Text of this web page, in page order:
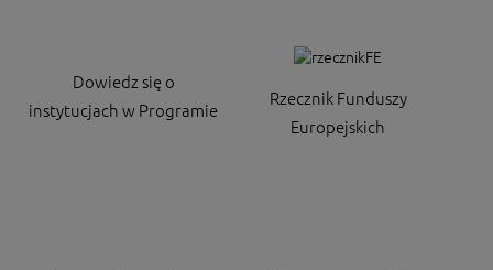
Dowiedz się o
instytucjach w Programie
Rzecznik Funduszy
Europejskich